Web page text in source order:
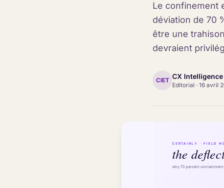
Le confinement
déviation de 70
être une
devraient
CIET CX
Editorial · 16 avril